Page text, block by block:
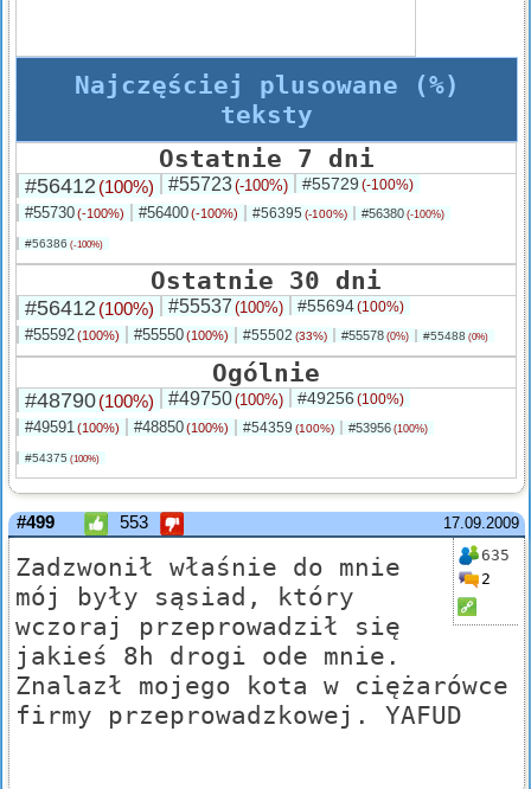
Najczęściej plusowane (%)
teksty
Ostatnie 7 dni
#56412 (100%) #55723(-100%) #55729 (-100%)
#55730(-100%) #56400(-100%) #56395 (-100%) #56380 (-100%)
#56386 (-100%)
Ostatnie 30 dni
#56412 (100%) #55537 (100%) #55694(100%)
#55592(100%) #55550(100%) #55502 (33%) #55578 (0%) #55488 (0%)
Ogólnie
#48790(100%) #49750(100%) #49256 (100%)
#49591(100%) #48850(100%) #54359 (100%) #53956 (100%)
#54375 (100%)
17.09.2009
#499 553
635
2
Zadzwonił właśnie do mnie
mój były sąsiad, który
wczoraj przeprowadził się
jakieś 8h drogi ode mnie.
Znalazł mojego kota w ciężarówce
firmy przeprowadzkowej. YAFUD